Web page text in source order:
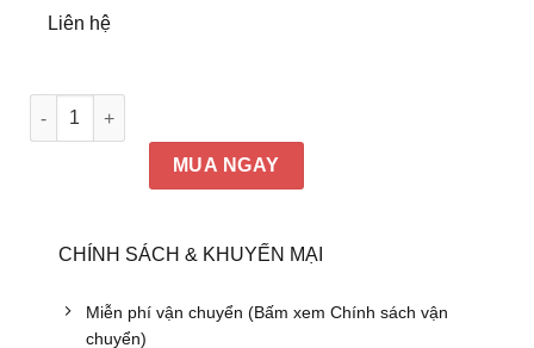
Liên hệ
DKTB-DV02 | Tủ bếp DKF chất liệu Veneer bền bỉ số lượng
MUA NGAY
CHÍNH SÁCH & KHUYẾN MẠI
Miễn phí vận chuyển (Bấm xem Chính sách vận
chuyển)